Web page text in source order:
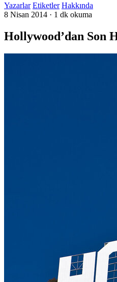
Yazarlar Etiketler Hakkında
8 Nisan 2014 · 1 dk okuma
Hollywood’dan Son